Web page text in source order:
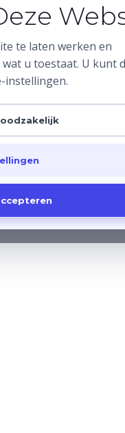
te laten werken en
u toestaat. U kunt
instellingen.